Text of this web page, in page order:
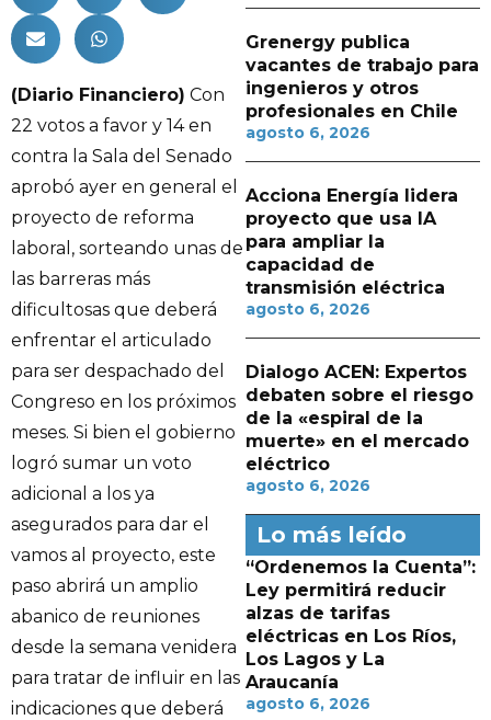
(Diario Financiero) Con
22 votos a favor y 14 en
contra la Sala del Senado
aprobó ayer en general el
proyecto de reforma
laboral, sorteando unas de
las barreras más
dificultosas que deberá
enfrentar el articulado
para ser despachado del
Congreso en los próximos
meses. Si bien el gobierno
logró sumar un voto
adicional a los ya
asegurados para dar el
vamos al proyecto, este
paso abrirá un amplio
abanico de reuniones
desde la semana venidera
para tratar de influir en las
indicaciones que deberá
Grenergy publica
vacantes de trabajo para
ingenieros y otros
profesionales en Chile
agosto 6, 2026
Acciona Energía lidera
proyecto que usa IA
para ampliar la
capacidad de
transmisión eléctrica
agosto 6, 2026
Dialogo ACEN: Expertos
debaten sobre el riesgo
de la «espiral de la
muerte» en el mercado
eléctrico
agosto 6, 2026
Lo más leído
“Ordenemos la Cuenta”:
Ley permitirá reducir
alzas de tarifas
eléctricas en Los Ríos,
Los Lagos y La
Araucanía
agosto 6, 2026